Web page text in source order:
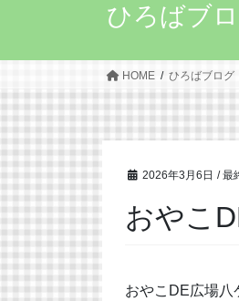
ひろばブ
HOME ひろばブログ
2026年3月6日 / 最
おやこ
おやこDE広場八